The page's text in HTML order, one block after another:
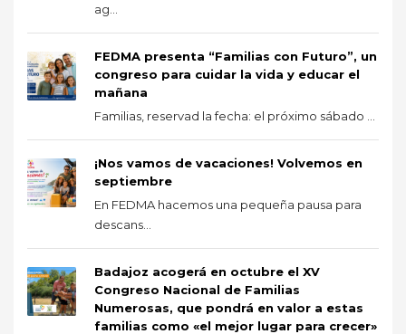
ag...
FEDMA presenta “Familias con Futuro”, un
congreso para cuidar la vida y educar el
mañana
Familias, reservad la fecha: el próximo sábado ...
¡Nos vamos de vacaciones! Volvemos en
septiembre
En FEDMA hacemos una pequeña pausa para
descans...
Badajoz acogerá en octubre el XV
Congreso Nacional de Familias
Numerosas, que pondrá en valor a estas
familias como «el mejor lugar para crecer»